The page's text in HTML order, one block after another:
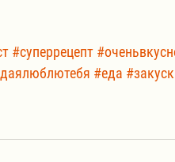
#суперрецепт
#еда